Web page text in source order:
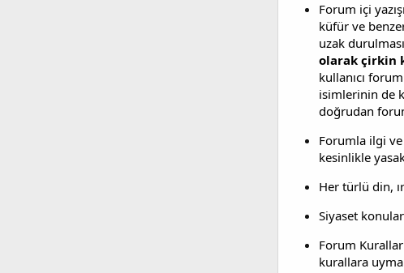
Forum içi
küfür ve
uzak
olarak çirkin
kullanıcı
isimlerinin de
doğrudan
Forumla ilgi
kesinlikle
Her türlü din,
Siyaset
Forum
kurallara